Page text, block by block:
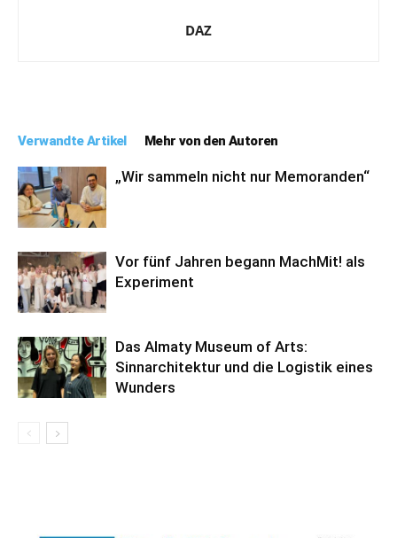
DAZ
Verwandte Artikel Mehr von den Autoren
„Wir sammeln nicht nur Memoranden“
Vor fünf Jahren begann MachMit! als
Experiment
Das Almaty Museum of Arts:
Sinnarchitektur und die Logistik eines
Wunders